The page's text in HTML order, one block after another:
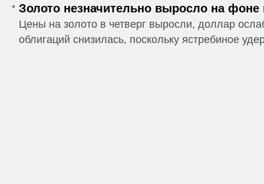
Золото незначительно выросло на фоне
Цены на золото в четверг выросли, доллар
облигаций снизилась, поскольку ястребиное